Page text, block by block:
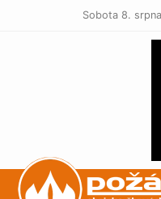
Sobota 8.